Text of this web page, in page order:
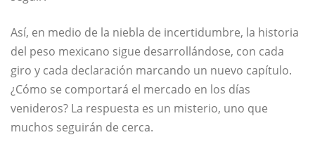
Así, en medio de la niebla de incertidumbre, la historia
del peso mexicano sigue desarrollándose, con cada
giro y cada declaración marcando un nuevo capítulo.
¿Cómo se comportará el mercado en los días
venideros? La respuesta es un misterio, uno que
muchos seguirán de cerca.